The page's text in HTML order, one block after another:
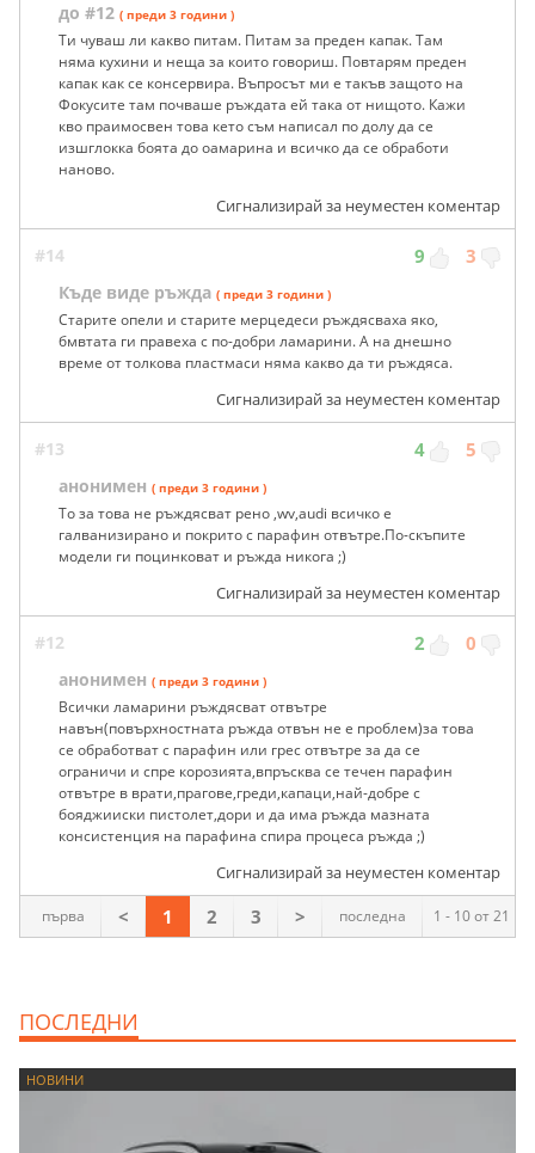
до #12 ( преди 3 години )
Ти чуваш ли какво питам. Питам за преден капак. Там
няма кухини и неща за които говориш. Повтарям преден
капак как се консервира. Въпросът ми е такъв защото на
Фокусите там почваше ръждата ей така от нищото. Кажи
кво праимосвен това кето съм написал по долу да се
изшглокка боята до оамарина и всичко да се обработи
наново.
Сигнализирай за неуместен коментар
#14 9 3
Къде виде ръжда ( преди 3 години )
Старите опели и старите мерцедеси ръждясваха яко,
бмвтата ги правеха с по-добри ламарини. А на днешно
време от толкова пластмаси няма какво да ти ръждяса.
Сигнализирай за неуместен коментар
#13 4 5
анонимен ( преди 3 години )
То за това не ръждясват рено ,wv,audi всичко е
галванизирано и покрито с парафин отвътре.По-скъпите
модели ги поцинковат и ръжда никога ;)
Сигнализирай за неуместен коментар
#12 2 0
анонимен ( преди 3 години )
Всички ламарини ръждясват отвътре
навън(повърхностната ръжда отвън не е проблем)за това
се обработват с парафин или грес отвътре за да се
ограничи и спре корозията,впръсква се течен парафин
отвътре в врати,прагове,греди,капаци,най-добре с
бояджииски пистолет,дори и да има ръжда мазната
консистенция на парафина спира процеса ръжда ;)
Сигнализирай за неуместен коментар
1 - 10 от 21
първа < 1 2 3 > последна
ПОСЛЕДНИ
НОВИНИ